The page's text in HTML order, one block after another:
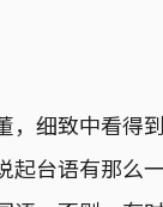
细致中看得
台语有那么